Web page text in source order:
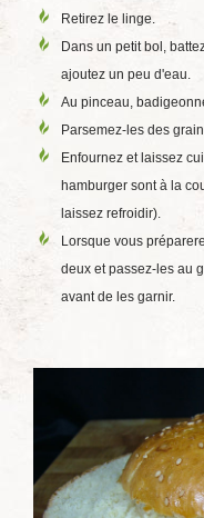
Retirez le linge.
Dans un petit bol,
ajoutez un peu d'eau.
Au pinceau,
Parsemez-les des
Enfournez et laissez
hamburger sont à la
laissez refroidir).
Lorsque vous
deux et passez-les au
avant de les garnir.